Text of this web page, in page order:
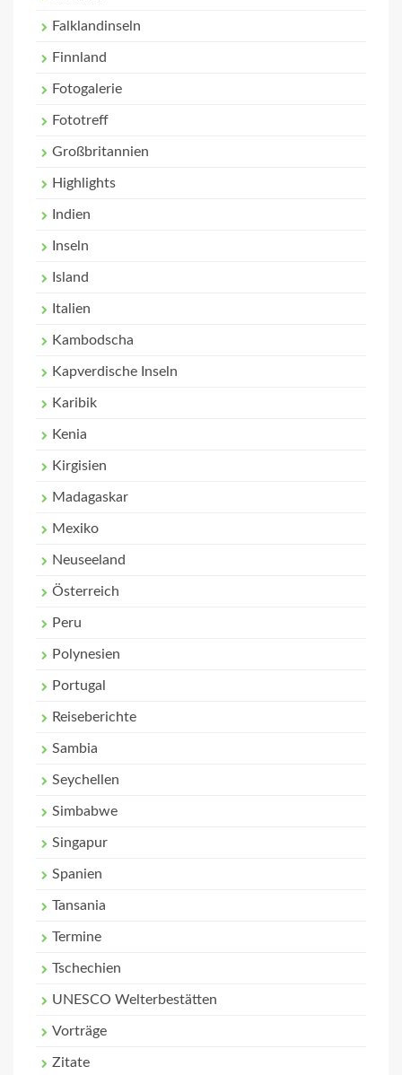
Falklandinseln
Finnland
Fotogalerie
Fototreff
Großbritannien
Highlights
Indien
Inseln
Island
Italien
Kambodscha
Kapverdische Inseln
Karibik
Kenia
Kirgisien
Madagaskar
Mexiko
Neuseeland
Österreich
Peru
Polynesien
Portugal
Reiseberichte
Sambia
Seychellen
Simbabwe
Singapur
Spanien
Tansania
Termine
Tschechien
UNESCO Welterbestätten
Vorträge
Zitate